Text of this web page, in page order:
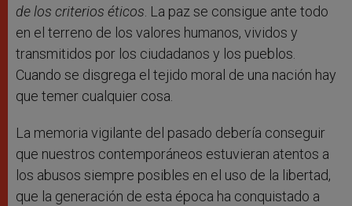
de los criterios éticos. La paz se consigue ante todo
en el terreno de los valores humanos, vividos y
transmitidos por los ciudadanos y los pueblos.
Cuando se disgrega el tejido moral de una nación hay
que temer cualquier cosa.
La memoria vigilante del pasado debería conseguir
que nuestros contemporáneos estuvieran atentos a
los abusos siempre posibles en el uso de la libertad,
que la generación de esta época ha conquistado a